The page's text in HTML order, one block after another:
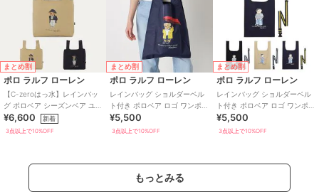
まとめ割
ポロ ラルフ ローレン
【C-zeroはっ水】レインバッ
グ ポロベア シーズンベア ユニ
セックス 70D
¥6,600 新着
3点以上で10%OFF
まとめ割
ポロ ラルフ ローレン
レインバッグ ショルダーベル
ト付き ポロベア ロゴ ワンポイ
ント 無地 はっ水 ユニセックス
¥5,500
3点以上で10%OFF
まとめ割
ポロ ラルフ ローレン
レインバッグ ショルダーベル
ト付き ポロベア ロゴ ワンポイ
¥5,500
3点以上で10%OFF
もっとみる